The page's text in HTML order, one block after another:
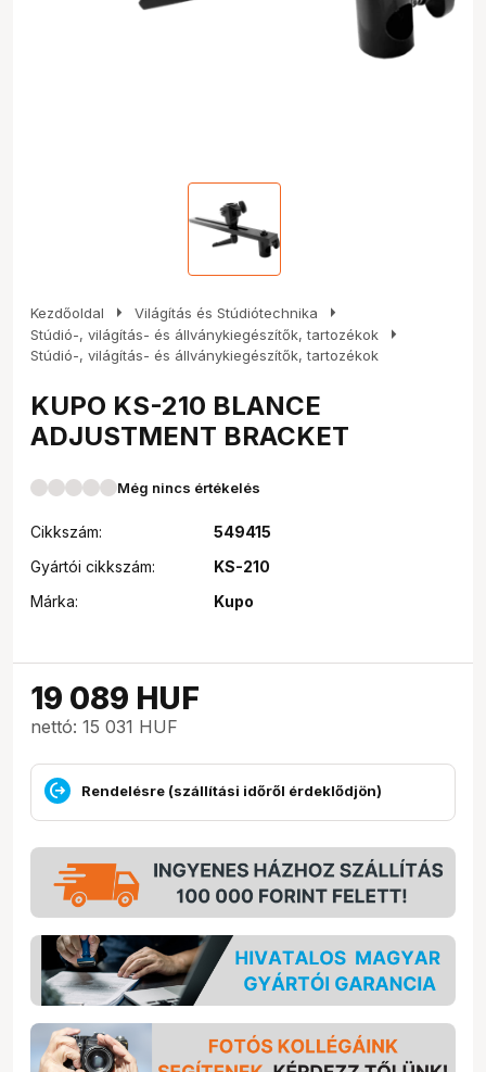
Kezdőoldal arrow_right Világítás és Stúdiótechnika arrow_right
Stúdió-, világítás- és állványkiegészítők, tartozékok arrow_right
Stúdió-, világítás- és állványkiegészítők, tartozékok
KUPO KS-210 BLANCE
ADJUSTMENT BRACKET
Még nincs értékelés
Cikkszám:
549415
Gyártói cikkszám:
KS-210
Márka:
Kupo
19 089 HUF
nettó: 15 031 HUF
Rendelésre (szállítási időről érdeklődjön)